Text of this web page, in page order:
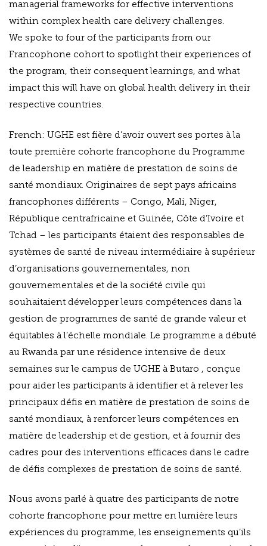
managerial frameworks for effective interventions
within complex health care delivery challenges.
We spoke to four of the participants from our
Francophone cohort to spotlight their experiences of
the program, their consequent learnings, and what
impact this will have on global health delivery in their
respective countries.
French: UGHE est fière d’avoir ouvert ses portes à la
toute première cohorte francophone du Programme
de leadership en matière de prestation de soins de
santé mondiaux. Originaires de sept pays africains
francophones différents – Congo, Mali, Niger,
République centrafricaine et Guinée, Côte d’Ivoire et
Tchad – les participants étaient des responsables de
systèmes de santé de niveau intermédiaire à supérieur
d’organisations gouvernementales, non
gouvernementales et de la société civile qui
souhaitaient développer leurs compétences dans la
gestion de programmes de santé de grande valeur et
équitables à l’échelle mondiale. Le programme a débuté
au Rwanda par une résidence intensive de deux
semaines sur le campus de UGHE à Butaro , conçue
pour aider les participants à identifier et à relever les
principaux défis en matière de prestation de soins de
santé mondiaux, à renforcer leurs compétences en
matière de leadership et de gestion, et à fournir des
cadres pour des interventions efficaces dans le cadre
de défis complexes de prestation de soins de santé.
Nous avons parlé à quatre des participants de notre
cohorte francophone pour mettre en lumière leurs
expériences du programme, les enseignements qu’ils